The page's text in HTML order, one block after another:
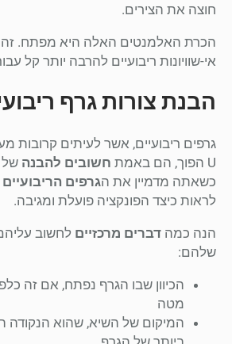
חוצה את הצירים.
הכרת האלמנטים האלה היא מפתח. זה
אי-שוויונות ריבועיים להרבה יותר קל
הבנת צורות גרף
U הפוך, הם באמת
חשובים להבנה של
כשאתה מדמיין את הגרפים הריבועיים
לראות כיצד הפונקציה פועלת ומגיבה.
הנה כמה דברים מרכזיים לחשוב
שלהם:
הכיוון שבו הגרף נפתח, אם זה
מטה
המיקום של השיא, שהוא הנקודה